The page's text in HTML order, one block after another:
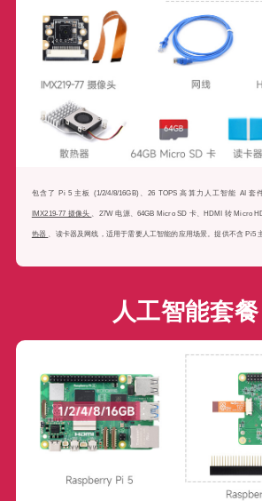
包含了 Pi 5 主板 (1/2/4/8/16GB)、26 TOPS 高算力人工智能 AI 套
IMX219-77 摄像头 、27W 电源、64GB Micro SD 卡、HDMI 转 Micro
热器 、读卡器及网线，适用于需要人工智能的应用场景。提供不含 Pi5
人工智能套